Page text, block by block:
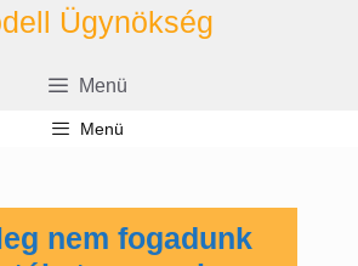
Ügynökség
Menü
Menü
nem fogadunk